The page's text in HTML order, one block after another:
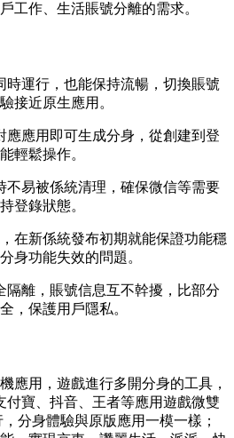
工作、生活賬號分離的需求。
時運行，也能保持流暢，切換賬號
接近原生應用。
應應用即可生成分身，從創建到登
輕鬆操作。
不易被係統清理，確保微信等需要
登錄狀態。
在新係統發布初期就能保證功能穩
身功能失效的問題。
隔離，賬號信息互不幹擾，比部分
，保護用戶隱私。
應用，遊戲進行多開分身的工具，
付寶、抖音、王者等應用遊戲微雙
分身體驗與原版應用一模一樣；